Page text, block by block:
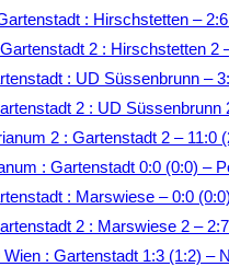
: Hirschstetten –
2 : Hirschstetten 2
: UD Süssenbrunn –
2 : UD Süssenbrunn
2 : Gartenstadt 2 – 11:0
: Gartenstadt 0:0 (0:0) –
: Marswiese – 0:0
2 : Marswiese 2 –
: Gartenstadt 1:3 (1:2) –